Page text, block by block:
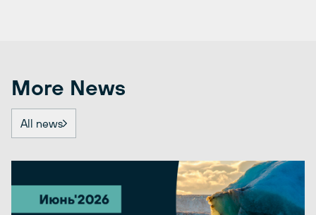
More News
All news